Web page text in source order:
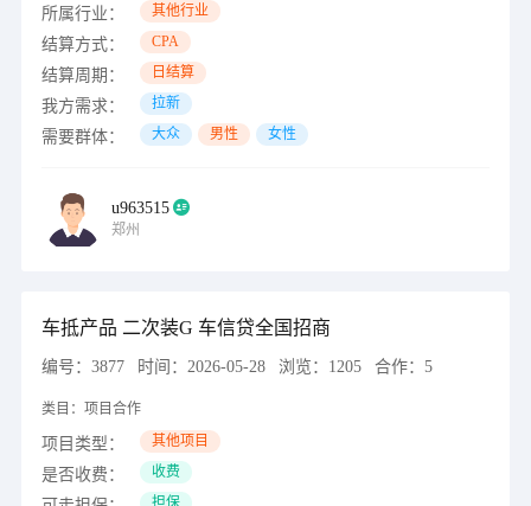
所属行业： 其他行业
结算方式： CPA
结算周期： 日结算
我方需求： 拉新
需要群体： 大众 男性 女性
u963515
郑州
车抵产品 二次装G 车信贷全国招商
编号： 3877 时间： 2026-05-28 浏览： 1205 合作： 5
类目： 项目合作
项目类型： 其他项目
是否收费： 收费
担保